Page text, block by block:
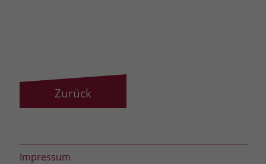
Zurück
Impressum